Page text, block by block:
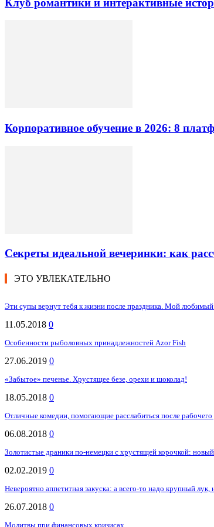
Корпоративное обучение в 2026: 8
Секреты идеальной вечеринки: как
ЭТО УВЛЕКАТЕЛЬНО
Эти супы вернут тебя к жизни после праздника. Мой
11.05.2018 0
Особенности рыболовных принадлежностей Azor Fish
27.06.2019 0
«Забытое» печенье. Хрустящее безе, орехи и шоколад!
18.05.2018 0
Отличные комедии, помогающие расслабиться после рабочего
06.08.2018 0
Золотистые драники по-немецки с хрустящей корочкой:
02.02.2019 0
Невероятно аппетитная закуска: а всего-то надо крупный
26.07.2018 0
Молитвы при финансовых кризисах